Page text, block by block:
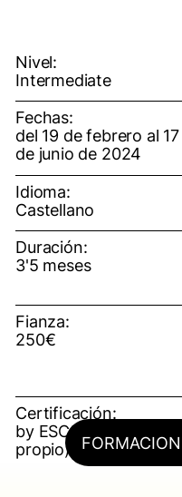
Nivel:
Intermediate
Fechas:
del 19 de febrero al 17
de junio de 2024
Idioma:
Castellano
Duración:
3'5 meses
Fianza:
250€
Certificación:
by ESCAC (título
propio)